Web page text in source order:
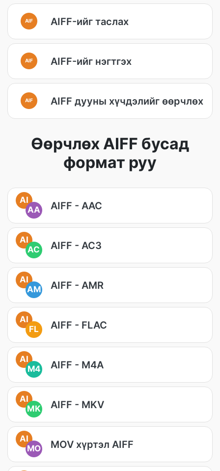
AIF AIFF-ийг таслах
AIF AIFF-ийг нэгтгэх
AIF AIFF дууны хүчдэлийг өөрчлөх
Өөрчлөх AIFF бусад
формат руу
AI
AA
AIFF - AAC
AI
AC
AIFF - AC3
AI
AM
AIFF - AMR
AI
FL
AIFF - FLAC
AI
M4
AIFF - M4A
AI
MK
AIFF - MKV
AI
MO
MOV хүртэл AIFF